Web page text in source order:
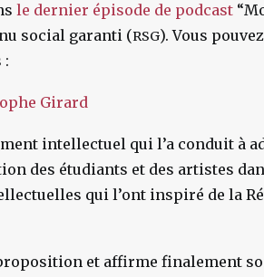
le dernier épisode de podcast
social garanti (RSG). Vous
:
Girard
intellectuel qui l’a conduit à
des étudiants et des artistes
qui l’ont inspiré de la
et affirme finalement